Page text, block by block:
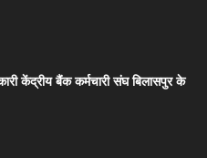
केंद्रीय बैंक कर्मचारी संघ बिलासपुर के